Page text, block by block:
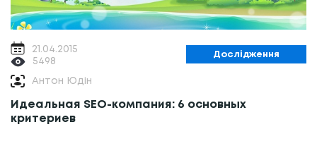
21.04.2015
5498
Дослідження
Антон Юдін
Идеальная SEO-компания: 6 основных
критериев